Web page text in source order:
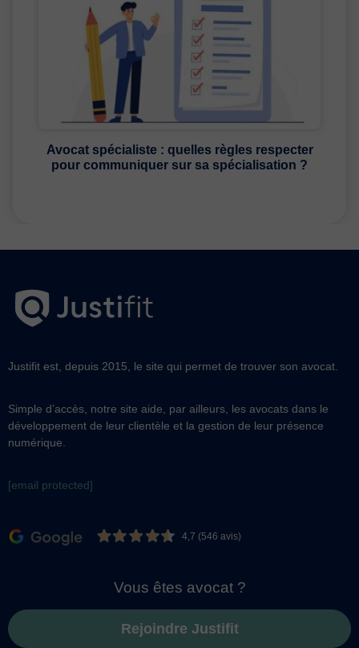
Avocat spécialiste : quelles règles respecter
pour communiquer sur sa spécialisation ?
Justifit est, depuis 2015, le site qui permet de trouver son avocat.
Simple d’accès, notre site aide, par ailleurs, les avocats dans le
développement de leur clientèle et la gestion de leur présence
numérique.
[email protected]
4,7 (546 avis)
Vous êtes avocat ?
Rejoindre Justifit